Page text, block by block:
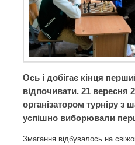
Ось і добігає кінця
відпочивати. 21 вересня
організатором турніру з
успішно виборювали
Змагання відбувалось на